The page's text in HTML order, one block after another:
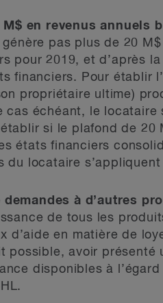
M$ en revenus annuels
génère pas plus de 20
pour 2019, et d’après
financiers. Pour établir
propriétaire ultime)
cas échéant, le
si le plafond de 20
états financiers
du locataire
demandes à d’autres
de tous les
d’aide en matière de
possible, avoir
disponibles à